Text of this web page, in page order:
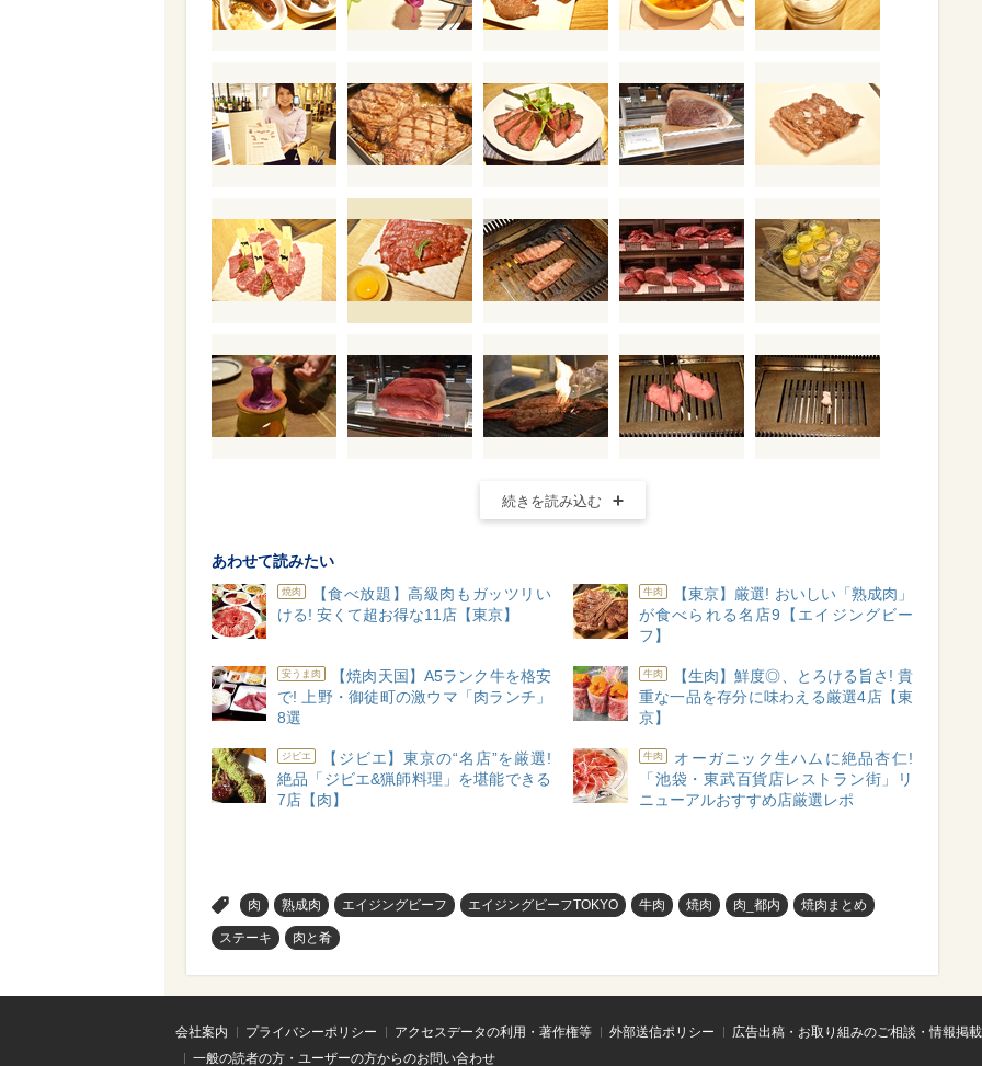
続きを読み込む
あわせて読みたい
焼肉
【食べ放題】高級肉もガッツリい
ける! 安くて超お得な11店【東京】
牛肉
【東京】厳選! おいしい「熟成肉」
が食べられる名店9【エイジングビー
フ】
安うま肉
【焼肉天国】A5ランク牛を格安
で! 上野・御徒町の激ウマ「肉ランチ」
8選
牛肉
【生肉】鮮度◎、とろける旨さ! 貴
重な一品を存分に味わえる厳選4店【東
京】
ジビエ
【ジビエ】東京の“名店”を厳選!
絶品「ジビエ&猟師料理」を堪能できる
7店【肉】
牛肉
オーガニック生ハムに絶品杏仁!
「池袋・東武百貨店レストラン街」リ
ニューアルおすすめ店厳選レポ
肉 熟成肉 エイジングビーフ エイジングビーフTOKYO 牛肉 焼肉 肉_都内 焼肉まとめ
ステーキ 肉と肴
会社案内 プライバシーポリシー アクセスデータの利用・著作権等 外部送信ポリシー
広告出稿・お取り組みのご相談・情報掲
一般の読者の方・ユーザーの方からのお問い合わせ